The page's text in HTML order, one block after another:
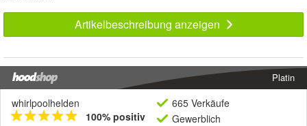
Artikelbeschreibung anzeigen
Platin
whirlpoolhelden
100% positiv
665 Verkäufe
Gewerblich